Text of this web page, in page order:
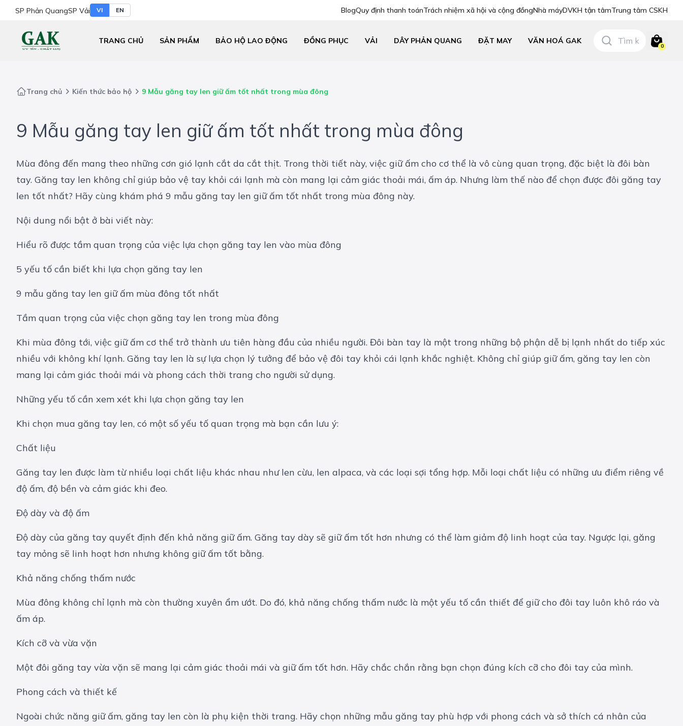
SP Phản QuangSP Vải VI EN BlogQuy định thanh toánTrách nhiệm xã hội và cộng đồngNhà máyDVKH tận tâmTrung tâm CSKH
TRANG CHỦ SẢN PHẨM BẢO HỘ LAO ĐỘNG ĐỒNG PHỤC VẢI DÂY PHẢN QUANG ĐẶT MAY VĂN HOÁ GAK
0
Trang chủ Kiến thức bảo hộ 9 Mẫu găng tay len giữ ấm tốt nhất trong mùa đông
9 Mẫu găng tay len giữ ấm tốt nhất trong mùa đông
Mùa đông đến mang theo những cơn gió lạnh cắt da cắt thịt. Trong thời tiết này, việc giữ ấm cho cơ thể là vô cùng quan trọng, đặc biệt là đôi bàn
tay. Găng tay len không chỉ giúp bảo vệ tay khỏi cái lạnh mà còn mang lại cảm giác thoải mái, ấm áp. Nhưng làm thế nào để chọn được đôi găng tay
len tốt nhất? Hãy cùng khám phá 9 mẫu găng tay len giữ ấm tốt nhất trong mùa đông này.
Nội dung nổi bật ở bài viết này:
Hiểu rõ được tầm quan trọng của việc lựa chọn găng tay len vào mùa đông
5 yếu tố cần biết khi lựa chọn găng tay len
9 mẫu găng tay len giữ ấm mùa đông tốt nhất
Tầm quan trọng của việc chọn găng tay len trong mùa đông
Khi mùa đông tới, việc giữ ấm cơ thể trở thành ưu tiên hàng đầu của nhiều người. Đôi bàn tay là một trong những bộ phận dễ bị lạnh nhất do tiếp xúc
nhiều với không khí lạnh. Găng tay len là sự lựa chọn lý tưởng để bảo vệ đôi tay khỏi cái lạnh khắc nghiệt. Không chỉ giúp giữ ấm, găng tay len còn
mang lại cảm giác thoải mái và phong cách thời trang cho người sử dụng.
Những yếu tố cần xem xét khi lựa chọn găng tay len
Khi chọn mua găng tay len, có một số yếu tố quan trọng mà bạn cần lưu ý:
Chất liệu
Găng tay len được làm từ nhiều loại chất liệu khác nhau như len cừu, len alpaca, và các loại sợi tổng hợp. Mỗi loại chất liệu có những ưu điểm riêng về
độ ấm, độ bền và cảm giác khi đeo.
Độ dày và độ ấm
Độ dày của găng tay quyết định đến khả năng giữ ấm. Găng tay dày sẽ giữ ấm tốt hơn nhưng có thể làm giảm độ linh hoạt của tay. Ngược lại, găng
tay mỏng sẽ linh hoạt hơn nhưng không giữ ấm tốt bằng.
Khả năng chống thấm nước
Mùa đông không chỉ lạnh mà còn thường xuyên ẩm ướt. Do đó, khả năng chống thấm nước là một yếu tố cần thiết để giữ cho đôi tay luôn khô ráo và
ấm áp.
Kích cỡ và vừa vặn
Một đôi găng tay vừa vặn sẽ mang lại cảm giác thoải mái và giữ ấm tốt hơn. Hãy chắc chắn rằng bạn chọn đúng kích cỡ cho đôi tay của mình.
Phong cách và thiết kế
Ngoài chức năng giữ ấm, găng tay len còn là phụ kiện thời trang. Hãy chọn những mẫu găng tay phù hợp với phong cách và sở thích cá nhân của